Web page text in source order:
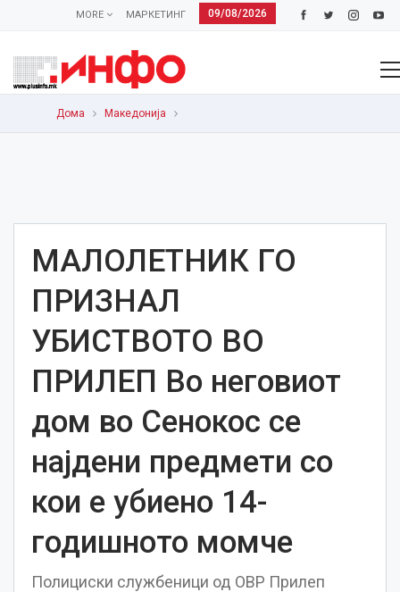
09/08/2026
МАРКЕТИНГ
MORE
Дома Македонија
МАЛОЛЕТНИК ГО
ПРИЗНАЛ
УБИСТВОТО ВО
ПРИЛЕП Во неговиот
дом во Сенокос се
најдени предмети со
кои е убиено 14-
годишното момче
Полициски службеници од ОВР Прилеп